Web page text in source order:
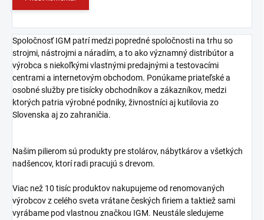
Spoločnosť IGM patrí medzi popredné spoločnosti na trhu so
strojmi, nástrojmi a náradím, a to ako významný distribútor a
výrobca s niekoľkými vlastnými predajnými a testovacími
centrami a internetovým obchodom. Ponúkame priateľské a
osobné služby pre tisícky obchodníkov a zákazníkov, medzi
ktorých patria výrobné podniky, živnostníci aj kutilovia zo
Slovenska aj zo zahraničia.
Našim pilierom sú produkty pre stolárov, nábytkárov a všetkých
nadšencov, ktorí radi pracujú s drevom.
Viac než 10 tisíc produktov nakupujeme od renomovaných
výrobcov z celého sveta vrátane českých firiem a taktiež sami
vyrábame pod vlastnou značkou IGM. Neustále sledujeme